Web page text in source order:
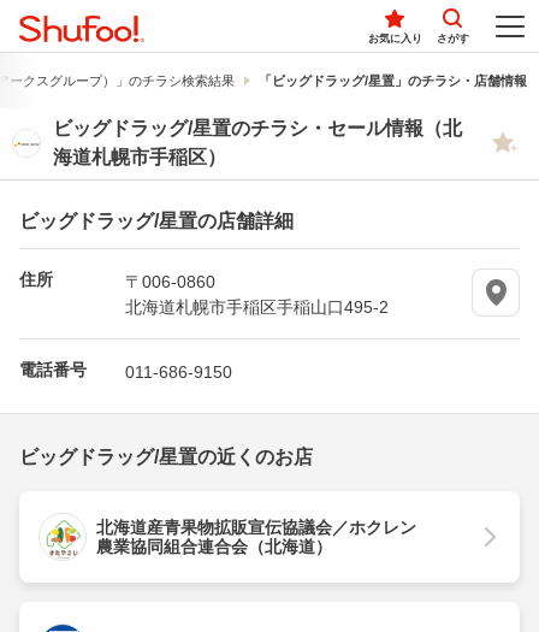
お気に入り さがす
ークスグループ）」のチラシ検索結果 「ビッグドラッグ/星置」のチラシ・店舗情報
ビッグドラッグ/星置のチラシ・セール情報（北
海道札幌市手稲区）
ビッグドラッグ/星置の店舗詳細
住所
〒006-0860
北海道札幌市手稲区手稲山口495-2
電話番号 011-686-9150
ビッグドラッグ/星置の近くのお店
北海道産青果物拡販宣伝協議会／ホクレン
農業協同組合連合会（北海道）